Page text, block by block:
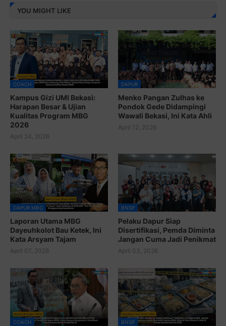
YOU MIGHT LIKE
COACH
Kampus Gizi UMI Bekasi:
Harapan Besar & Ujian
Kualitas Program MBG
2026
April 24, 2026
DAPUR
Menko Pangan Zulhas ke
Pondok Gede Didampingi
Wawali Bekasi, Ini Kata Ahli
April 12, 2026
DAPUR MBG
Laporan Utama MBG
Dayeuhkolot Bau Ketek, Ini
Kata Arsyam Tajam
April 07, 2026
BNSP
Pelaku Dapur Siap
Disertifikasi, Pemda Diminta
Jangan Cuma Jadi Penikmat
April 03, 2026
COACH BNSP